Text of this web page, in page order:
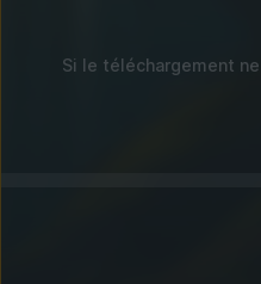
Si le téléchargement ne